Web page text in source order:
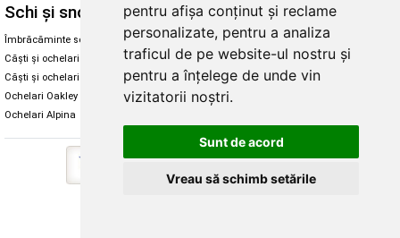
pentru afișa conținut și reclame
personalizate, pentru a analiza
traficul de pe website-ul nostru și
pentru a înțelege de unde vin
vizitatorii noștri.
Sunt de acord
Vreau să schimb setările
Schi și snowboard
Îmbrăcăminte schi și snowboard
Căști și ochelari de iarnă
Căști și ochelari Alpina
Ochelari Oakley
Ochelari Alpina
Diverse
Cum aleg rolele
Cum aleg ochelarii
Ochelari de soare Oakley
Ochelari de soare Alpina